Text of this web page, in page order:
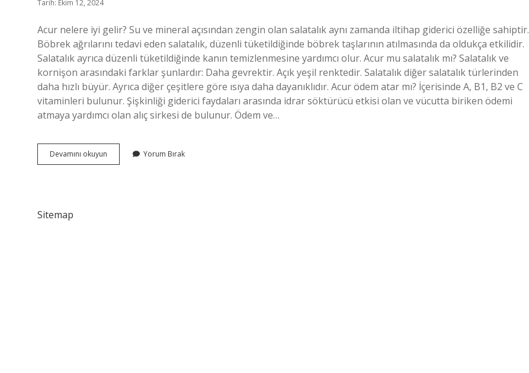
Tarih: Ekim 12, 2024
Acur nelere iyi gelir? Su ve mineral açısından zengin olan salatalık aynı zamanda iltihap giderici özelliğe sahiptir.
Böbrek ağrılarını tedavi eden salatalık, düzenli tüketildiğinde böbrek taşlarının atılmasında da oldukça etkilidir.
Salatalık ayrıca düzenli tüketildiğinde kanın temizlenmesine yardımcı olur. Acur mu salatalık mı? Salatalık ve
kornişon arasındaki farklar şunlardır: Daha gevrektir. Açık yeşil renktedir. Salatalık diğer salatalık türlerinden
daha hızlı büyür. Ayrıca diğer çeşitlere göre ısıya daha dayanıklıdır. Acur ödem atar mı? İçerisinde A, B1, B2 ve C
vitaminleri bulunur. Şişkinliği giderici faydaları arasında idrar söktürücü etkisi olan ve vücutta biriken ödemi
atmaya yardımcı olan alıç sirkesi de bulunur. Ödem ve…
Devamını okuyun
Kabızlığa
Yorum Bırak
Sitemap